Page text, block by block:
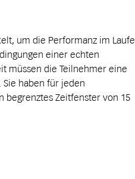
um die Performanz im Laufe
einer echten
müssen die Teilnehmer eine
haben für jeden
begrenztes Zeitfenster von 15